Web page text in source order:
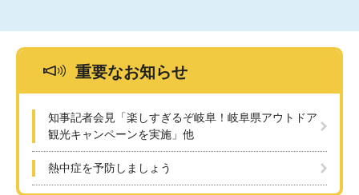
重要なお知らせ
知事記者会見「楽しすぎるぞ岐阜！岐阜県アウトドア
観光キャンペーンを実施」他
熱中症を予防しましょう